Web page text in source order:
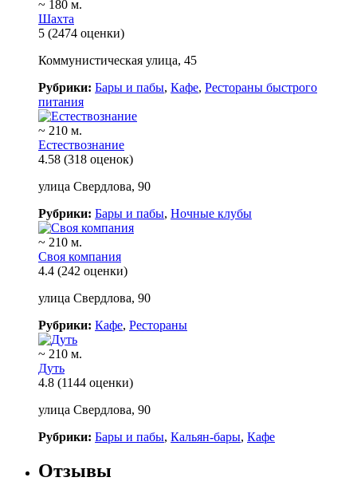
~ 180 м.
Шахта
5 (2474 оценки)
Коммунистическая улица, 45
Рубрики: Бары и пабы, Кафе, Рестораны быстрого
питания
~ 210 м.
Естествознание
4.58 (318 оценок)
улица Свердлова, 90
Рубрики: Бары и пабы, Ночные клубы
~ 210 м.
Своя компания
4.4 (242 оценки)
улица Свердлова, 90
Рубрики: Кафе, Рестораны
~ 210 м.
Дуть
4.8 (1144 оценки)
улица Свердлова, 90
Рубрики: Бары и пабы, Кальян-бары, Кафе
Отзывы